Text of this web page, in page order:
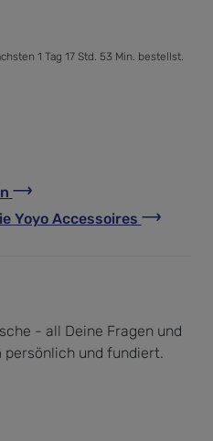
1 Tag 17 Std. 53 Min. bestellst.
Yoyo Accessoires
- all Deine Fragen und
persönlich und fundiert.